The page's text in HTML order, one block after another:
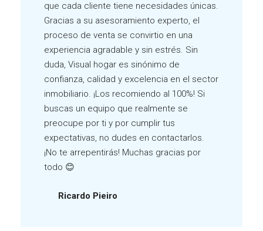
que cada cliente tiene necesidades únicas.
Gracias a su asesoramiento experto, el
proceso de venta se convirtio en una
experiencia agradable y sin estrés. Sin
duda, Visual hogar es sinónimo de
confianza, calidad y excelencia en el sector
inmobiliario. ¡Los recomiendo al 100%! Si
buscas un equipo que realmente se
preocupe por ti y por cumplir tus
expectativas, no dudes en contactarlos.
¡No te arrepentirás! Muchas gracias por
todo 😊
Ricardo Pieiro